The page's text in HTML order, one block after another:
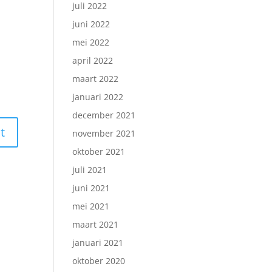
juli 2022
juni 2022
mei 2022
april 2022
maart 2022
januari 2022
december 2021
november 2021
oktober 2021
juli 2021
juni 2021
mei 2021
maart 2021
januari 2021
oktober 2020